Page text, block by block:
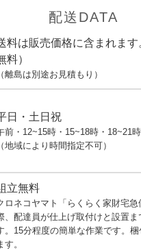
配送DATA
料は販売価格に含まれま
料）
（離島は別途お見積もり）
日・土日祝
前・12~15時・15~18時・18~21時
（地域により時間指定不可）
立無料
ロネコヤマト「らくらく家財宅
、配達員が仕上げ取付けと設置ま
。15分程度の簡単な作業です。梱
す。